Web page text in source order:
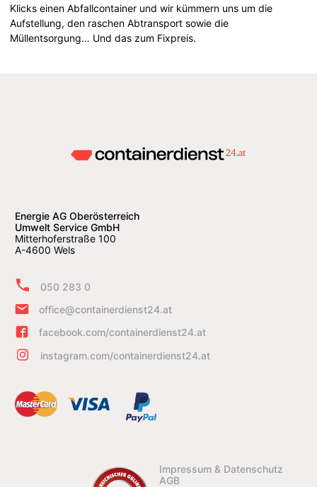
Klicks einen Abfallcontainer und wir kümmern uns um die
Aufstellung, den raschen Abtransport sowie die
Müllentsorgung… Und das zum Fixpreis.
Energie AG Oberösterreich
Umwelt Service GmbH
Mitterhoferstraße 100
A-4600 Wels
050 283 0
office@containerdienst24.at
facebook.com/containerdienst24.at
instagram.com/containerdienst24.at
Impressum & Datenschutz
AGB